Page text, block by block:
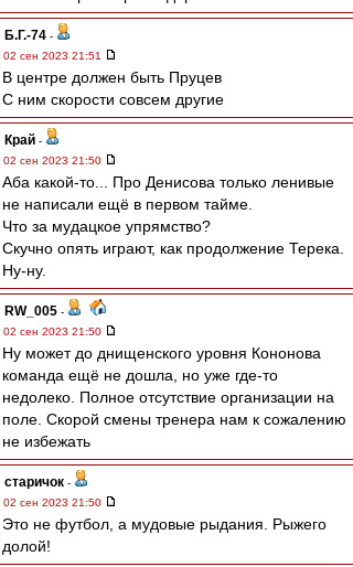
Б.Г.-74 -
02 сен 2023 21:51
В центре должен быть Пруцев
С ним скорости совсем другие
Край -
02 сен 2023 21:50
Аба какой-то... Про Денисова только ленивые
не написали ещё в первом тайме.
Что за мудацкое упрямство?
Скучно опять играют, как продолжение Терека.
Ну-ну.
RW_005 -
02 сен 2023 21:50
Ну может до днищенского уровня Кононова
команда ещё не дошла, но уже где-то
недолеко. Полное отсутствие организации на
поле. Скорой смены тренера нам к сожалению
не избежать
старичок -
02 сен 2023 21:50
Это не футбол, а мудовые рыдания. Рыжего
долой!